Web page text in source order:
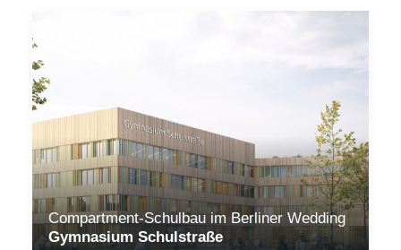
Compartment-Schulbau im Berliner Wedding
Gymnasium Schulstraße